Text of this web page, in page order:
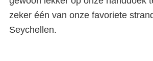
zeker één van onze favoriete
Seychellen.